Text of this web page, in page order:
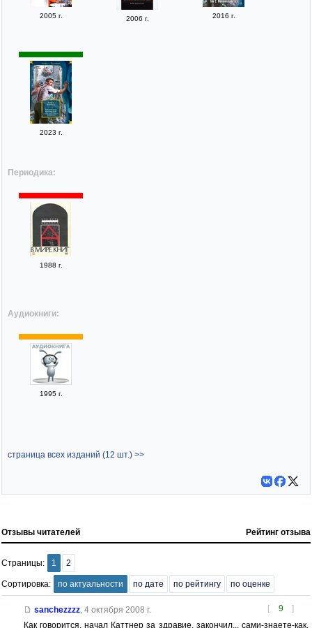
2005 г. 2006 г. 2016 г.
2023 г.
Периодика:
1988 г.
Аудиокниги:
1995 г.
страница всех изданий (12 шт.) >>
Отзывы читателей Рейтинг отзыва
Страницы: 1 2
Сортировка: по актуальности по дате по рейтингу по оценке
[ 9 ]
sanchezzzz, 4 октября 2008 г.
Как говорится, начал Каттнер за здравие, закончил,.. сами-знаете-как.